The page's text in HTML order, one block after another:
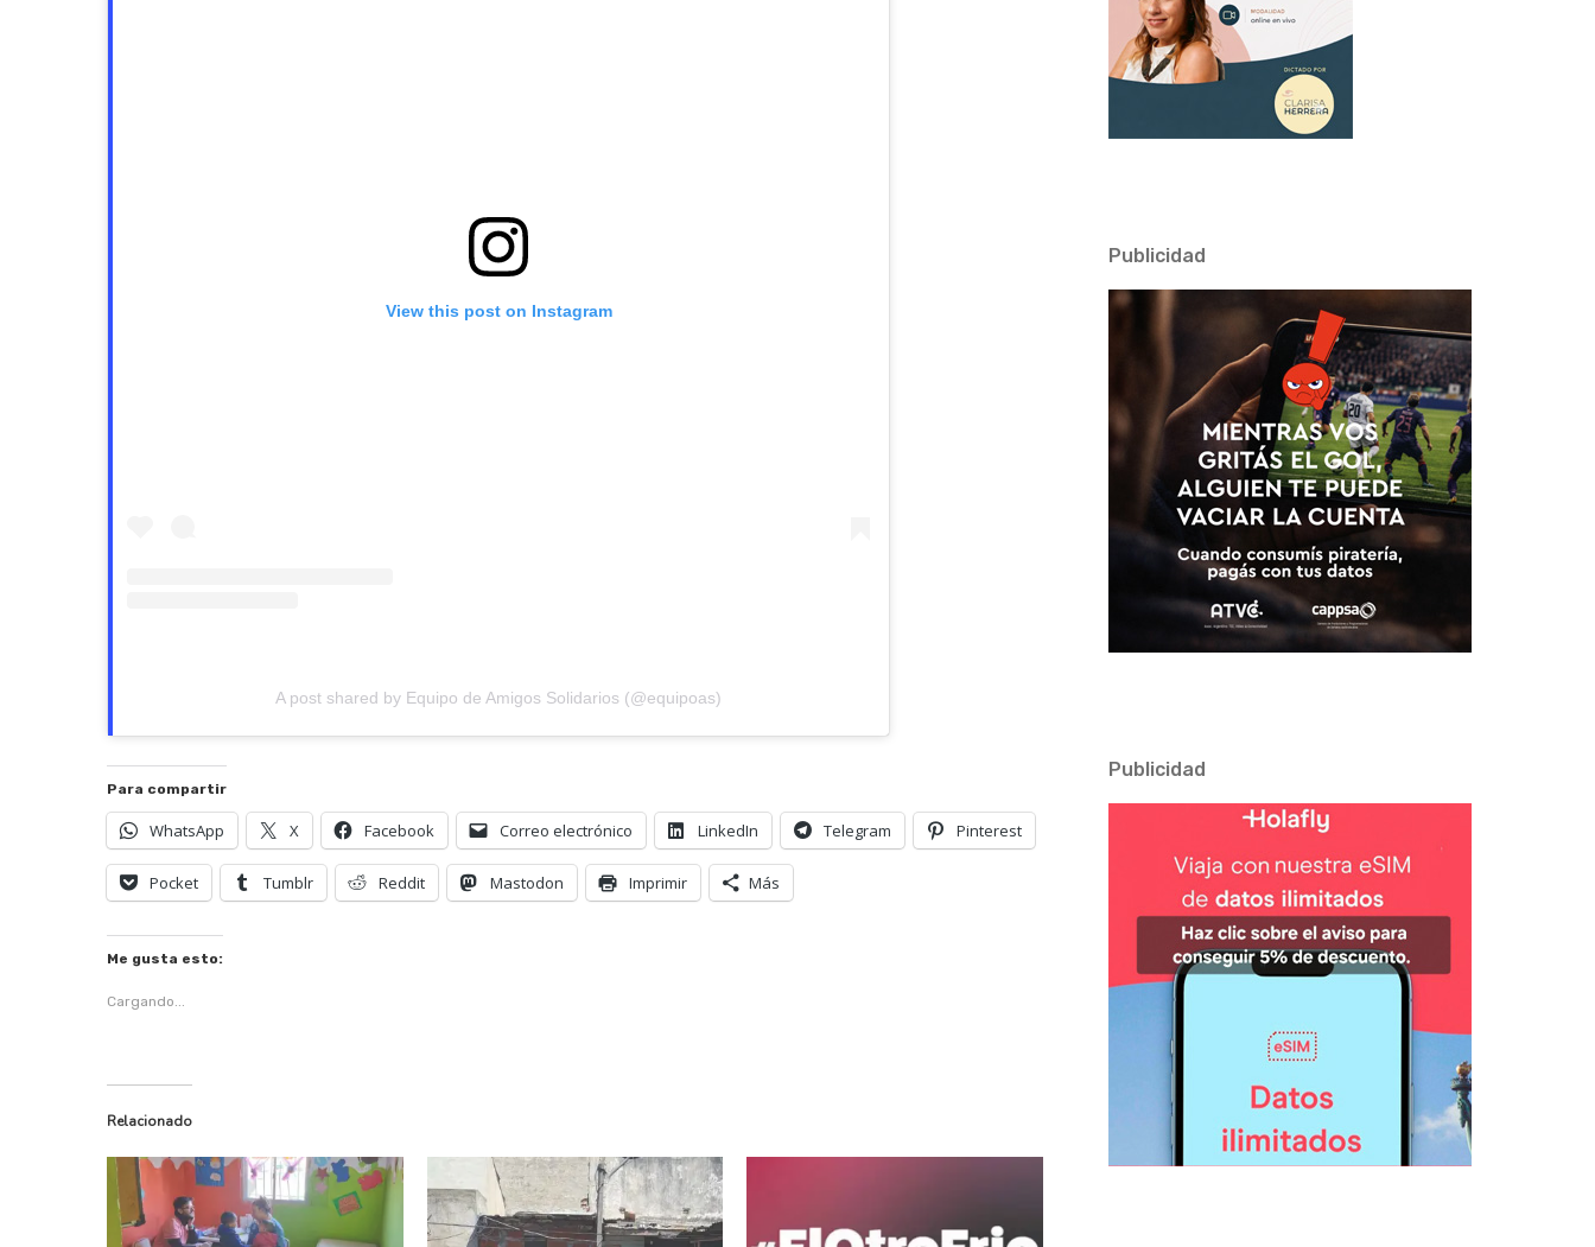
View this post on Instagram
A post shared by Equipo de Amigos Solidarios (@equipoas)
Para compartir
WhatsApp X Facebook Correo electrónico LinkedIn Telegram Pinterest
Pocket Tumblr Reddit Mastodon Imprimir Más
Me gusta esto:
Cargando...
Relacionado
Publicidad
Publicidad